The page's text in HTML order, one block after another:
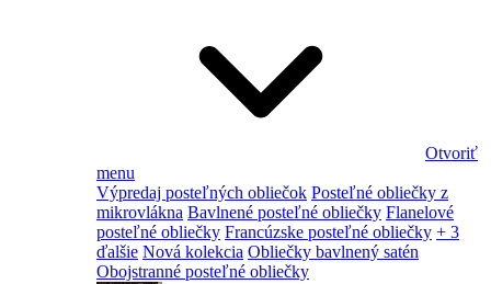
Otvoriť
menu
Výpredaj posteľných obliečok Posteľné obliečky z
mikrovlákna Bavlnené posteľné obliečky Flanelové
posteľné obliečky Francúzske posteľné obliečky + 3
ďalšie Nová kolekcia Obliečky bavlnený satén
Obojstranné posteľné obliečky